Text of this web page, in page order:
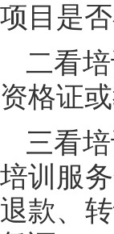
项目是
二看
资格证
三看
培训服
退款、